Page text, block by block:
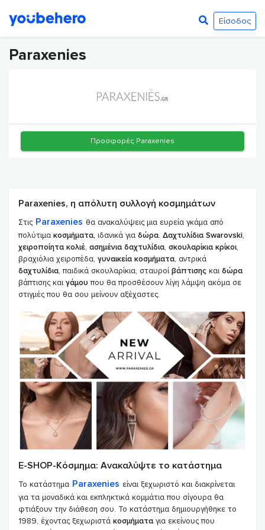
Είσοδος
Paraxenies
Προσφορές Paraxenies
Paraxenies, η απόλυτη συλλογή κοσμημάτων
Στις Paraxenies θα ανακαλύψεις μια ευρεία γκάμα από
πολύτιμα κοσμήματα, ιδανικά για δώρα. Δαχτυλίδια Swarovski,
χειροποίητα κολιέ, ασημένια δαχτυλίδια, σκουλαρίκια κρίκοι,
βραχιόλια χειροπέδα, γυναικεία κοσμήματα, αντρικά
δαχτυλίδια, παιδικά σκουλαρίκια, σταυροί βάπτισης και δώρα
βάπτισης και γάμου που θα προσθέσουν λίγη λάμψη ακόμα σε
στιγμές που θα σου μείνουν αξέχαστες.
Ε-SHOP-Κόσμημα: Ανακαλύψτε το κατάστημα
Το κατάστημα Paraxenies είναι ξεχωριστό και διακρίνεται
για τα μοναδικά και εκπληκτικά κομμάτια που σίγουρα θα
φτιάξουν την διάθεση σου. Το κατάστημα δημιουργήθηκε το
1989, έχοντας ξεχωριστά κοσμήματα για εκείνους που